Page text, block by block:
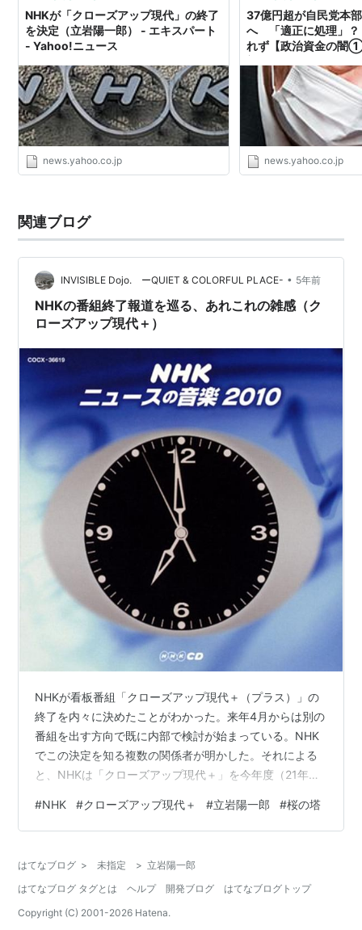
NHKが「クローズアップ現代」の終了
を決定（立岩陽一郎） - エキスパート
- Yahoo!ニュース
news.yahoo.co.jp
37億円超が自民党本
へ 「適正に処理」
れず【政治資金の闇
news.yahoo.co.jp
関連ブログ
INVISIBLE Dojo. ーQUIET & COLORFUL PLACE- • 5年前
NHKの番組終了報道を巡る、あれこれの雑感（ク
ローズアップ現代＋）
NHKが看板番組「クローズアップ現代＋（プラス）」の
終了を内々に決めたことがわかった。来年4月からは別の
番組を出す方向で既に内部で検討が始まっている。NHK
でこの決定を知る複数の関係者が明かした。それによる
と、NHKは「クローズアップ現代＋」を今年度（21年
内部で決めた。正式な発表は無いが、既に経営幹部から
担当部署に後継番組について検討するよう指示が出てい
ーズアップ現代」の終了を優先させた形だ。取材に対し
て放送総局員は、「発表は無いが、NHKの報道を支えた
番組が終わるのは確実だ」と語った。また…
#NHK #クローズアップ現代＋ #立岩陽一郎 #桜の塔
はてなブログ > 未指定 > 立岩陽一郎
はてなブログ タグとは
ヘルプ 開発ブログ
はてなブログトップ
Copyright (C) 2001-2026 Hatena.